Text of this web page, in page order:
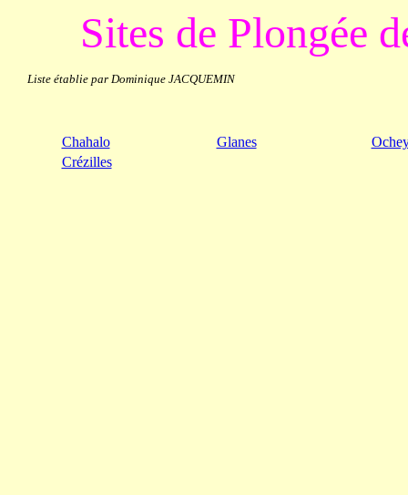
Sites de Plongée
Liste établie par Dominique JACQUEMIN
Chahalo Glanes
Crézilles